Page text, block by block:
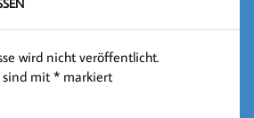
wird nicht veröffentlicht.
sind mit* markiert